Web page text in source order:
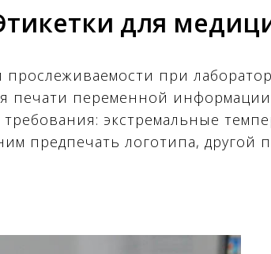
для
прослеживаемости при
печати переменной
экстремальные
предпечать логотипа,